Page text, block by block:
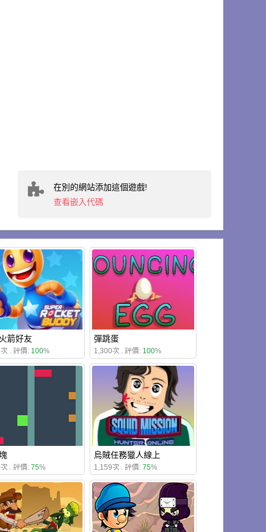
在別的網站添加這個遊戲!
查看嵌入代碼
箭好友
. 評價: 100%
彈跳蛋
1,300次 . 評價: 100%
. 評價: 75%
烏賊任務獵人線上
1,159次 . 評價: 75%